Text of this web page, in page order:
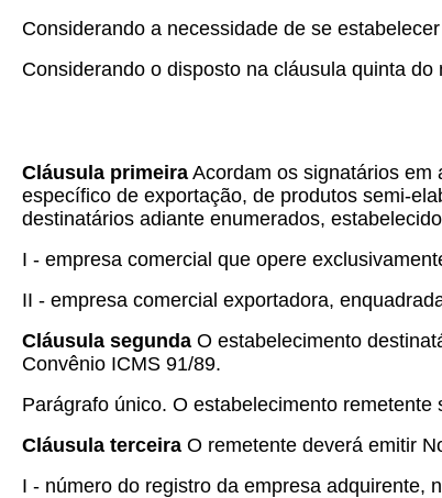
Considerando a necessidade de se
Considerando o disposto na cláusula quinta
Cláusula primeira Acordam os signatários em
específico de exportação, de produtos semi-
destinatários adiante enumerados,
I - empresa comercial que opere
II - empresa comercial exportadora,
Cláusula segunda O estabelecimento
Convênio ICMS 91/89.
Parágrafo único. O estabelecimento
Cláusula terceira O remetente deverá emitir
I - número do registro da empresa adquirente,